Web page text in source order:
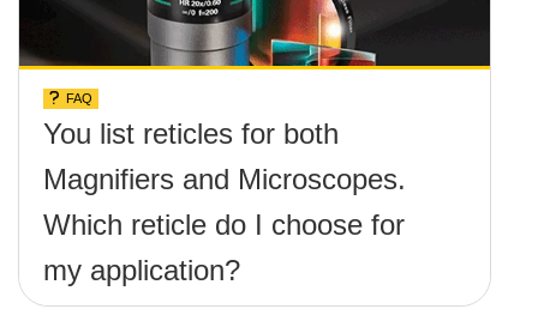
FAQ
You list reticles for both
Magnifiers and Microscopes.
Which reticle do I choose for
my application?